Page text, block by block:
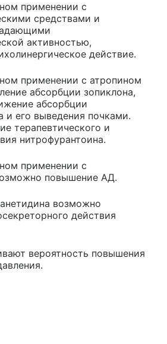
применении с
средствами и
активностью,
действие.
применении с атропином
абсорбции зопиклона,
абсорбции
и его выведения почками.
терапевтического и
нитрофурантоина.
применении с
повышение АД.
возможно
действия
вероятность повышения